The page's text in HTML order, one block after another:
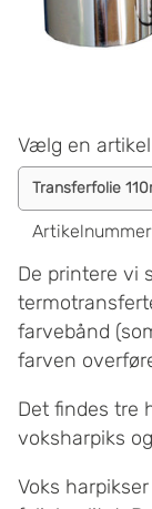
Vælg en artikel
Artikelnummer
De printere vi
farvebånd
farven
Det findes tre
voksharpiks
Voks